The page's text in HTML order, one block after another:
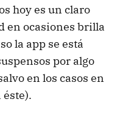
hoy es un claro
en ocasiones brilla
la app se está
por algo
en los casos en
éste).